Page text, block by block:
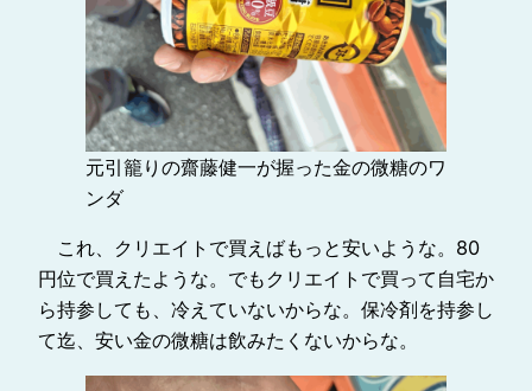
元引籠りの齋藤健一が握った金の微糖のワ
ンダ
これ、クリエイトで買えばもっと安いような。80
円位で買えたような。でもクリエイトで買って自宅か
ら持参しても、冷えていないからな。保冷剤を持参し
て迄、安い金の微糖は飲みたくないからな。